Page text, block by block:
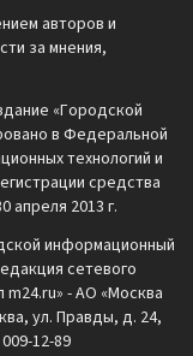
авторов и
за мнения,
«Городской
в Федеральной
технологий и
средства
2013 г.
информационный
сетевого
- АО «Москва
ул. Правды, д. 24,
12-89